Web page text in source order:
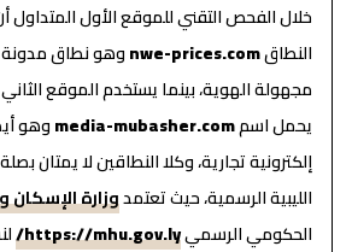
خلال الفحص التقني للموقع الأول المتداول
النطاقnwe-prices.comوهو نطاق
مجهولة الهوية، بينما يستخدم الموقع
يحمل اسمmedia-mubasher.comوهو
إلكترونية تجارية، وكلا النطاقين لا يمتان
الليبية الرسمية، حيث تعتمدوزارة الإسكان
الحكومي الرسميhttps://mhu.gov.ly/